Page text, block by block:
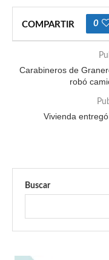
COMPARTIR 0
Carabineros de
robó
Vivienda
Buscar